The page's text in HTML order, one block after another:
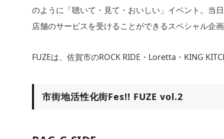
のように「聴いて・見て・おいしい」イベント。当
店舗のサービスを受けることができるスペシャル企
FUZEは、佐賀市のROCK RIDE・Loretta・KING
市街地活性化街Fes!! FUZE vol.2